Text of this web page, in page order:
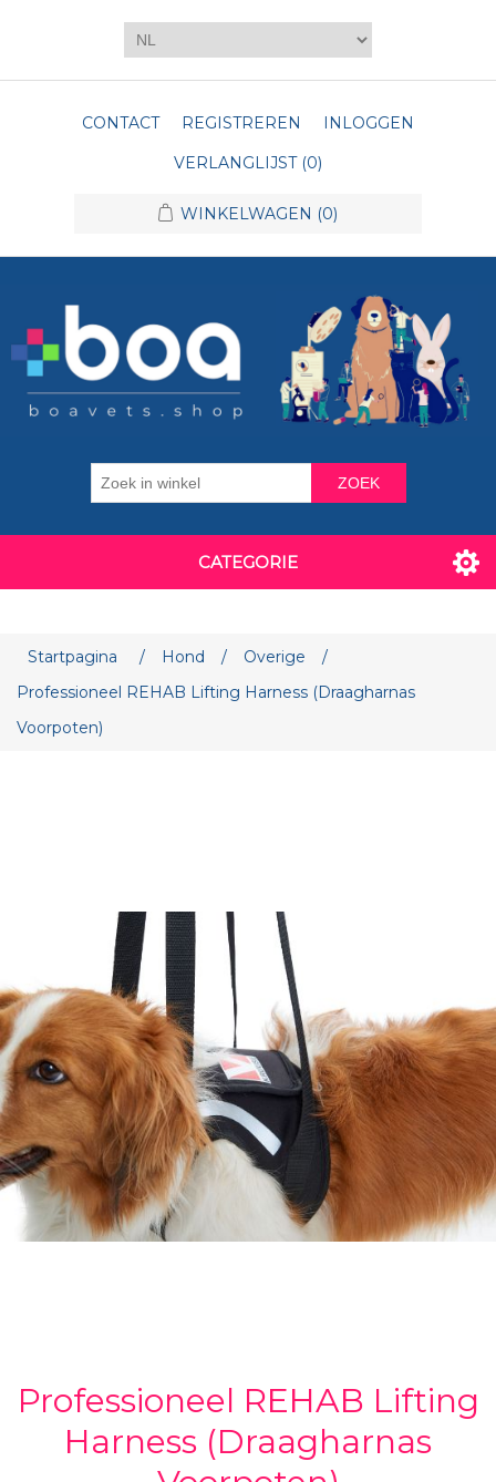
CONTACT REGISTREREN
INLOGGEN
VERLANGLIJST (0)
WINKELWAGEN (0)
ZOEK
CATEGORIE
Startpagina / Hond / Overige
/
Professioneel REHAB Lifting Harness (Draagharnas
Voorpoten)
Professioneel REHAB Lifting
Harness (Draagharnas